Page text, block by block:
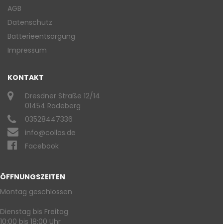
AGB
Datenschutz
Batterieentsorgung
Impressum
KONTAKT
Dresdner Straße 12/14
01454 Radeberg
03528447336
info@collos.de
Facebook
ÖFFNUNGSZEITEN
Montag geschlossen
Dienstag bis Freitag
10:00 bis 18:00 Uhr